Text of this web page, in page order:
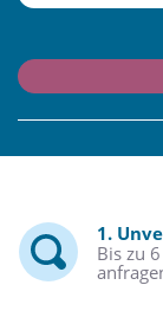
1.
Bis zu